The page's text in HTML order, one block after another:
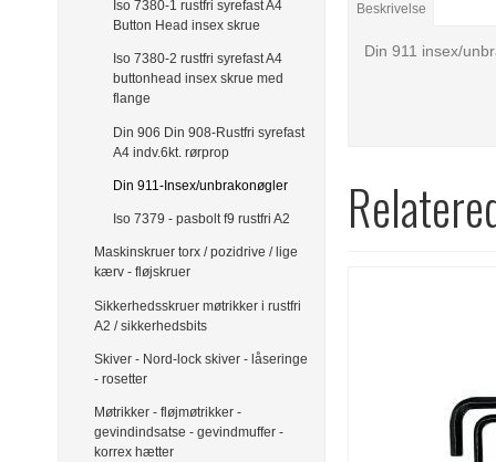
Iso 7380-1 rustfri syrefast A4
Button Head insex skrue
Iso 7380-2 rustfri syrefast A4
buttonhead insex skrue med
flange
Din 906 Din 908-Rustfri syrefast
A4 indv.6kt. rørprop
Din 911-Insex/unbrakonøgler
Iso 7379 - pasbolt f9 rustfri A2
Maskinskruer torx / pozidrive / lige
kærv - fløjskruer
Sikkerhedsskruer møtrikker i rustfri
A2 / sikkerhedsbits
Skiver - Nord-lock skiver - låseringe
- rosetter
Møtrikker - fløjmøtrikker -
gevindindsatse - gevindmuffer -
korrex hætter
Beskrivelse
Din 911 insex/